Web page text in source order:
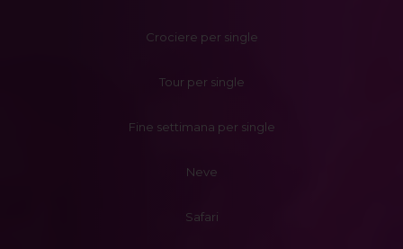
Crociere per single
Tour per single
Fine settimana per single
Neve
Safari